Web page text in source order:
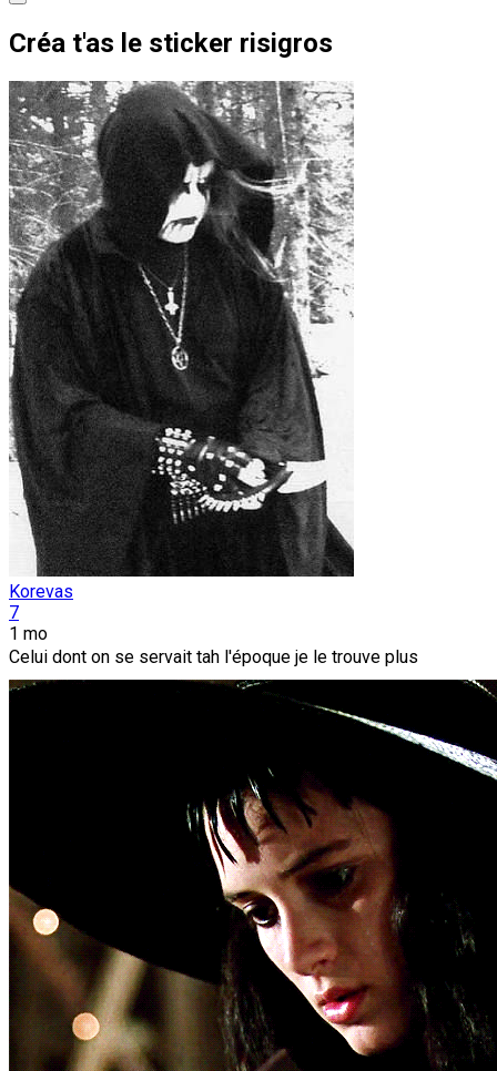
Créa t'as le sticker risigros
Korevas
7
1 mo
Celui dont on se servait tah l'époque je le trouve plus